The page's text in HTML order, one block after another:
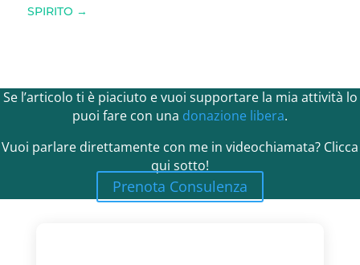
SPIRITO →
Se l’articolo ti è piaciuto e vuoi supportare la mia attività lo
puoi fare con una donazione libera.
Vuoi parlare direttamente con me in videochiamata? Clicca
qui sotto!
Prenota Consulenza